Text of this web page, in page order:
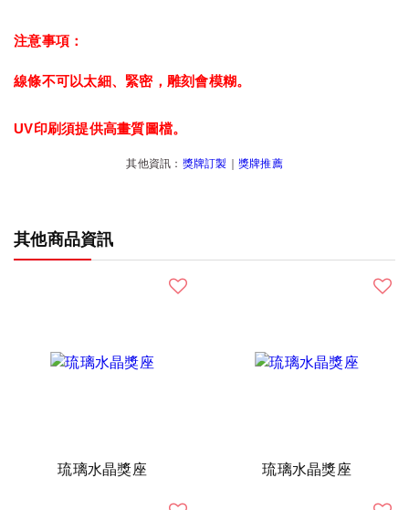
注意事項：
線條不可以太細、緊密，雕刻會模糊。
UV印刷須提供高畫質圖檔。
其他資訊： 獎牌訂製 獎牌推薦
其他商品資訊
琉璃水晶獎座 琉璃水晶獎座